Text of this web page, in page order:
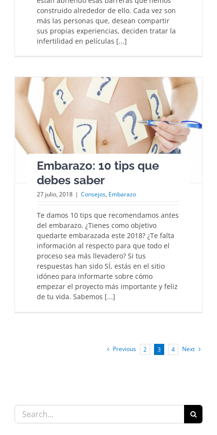
construido alrededor de ello. Cada vez son
más las personas que, desean compartir
sus propias experiencias, deciden tratar la
infertilidad en películas [...]
Embarazo: 10 tips que
debes saber
27 julio, 2018 | Consejos, Embarazo
Te damos 10 tips que recomendamos antes
del embarazo. ¿Tienes como objetivo
quedarte embarazada este 2018? ¿Te falta
información al respecto para que todo el
proceso sea más llevadero? Si tus
respuestas han sido SÍ, estás en el sitio
idóneo para informarte sobre cómo
empezar el proyecto más importante y feliz
de tu vida. Sabemos [...]
Previous 2 3 4 Next
Search
for: